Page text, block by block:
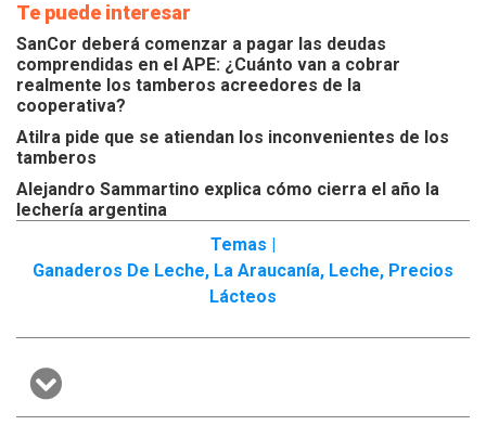
Te puede interesar
SanCor deberá comenzar a pagar las deudas
comprendidas en el APE: ¿Cuánto van a cobrar
realmente los tamberos acreedores de la
cooperativa?
Atilra pide que se atiendan los inconvenientes de los
tamberos
Alejandro Sammartino explica cómo cierra el año la
lechería argentina
Temas |
Ganaderos De Leche, La Araucanía, Leche, Precios
Lácteos